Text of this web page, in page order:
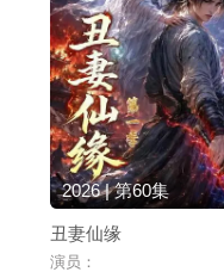
2026 | 第60集
丑妻仙缘
演员：